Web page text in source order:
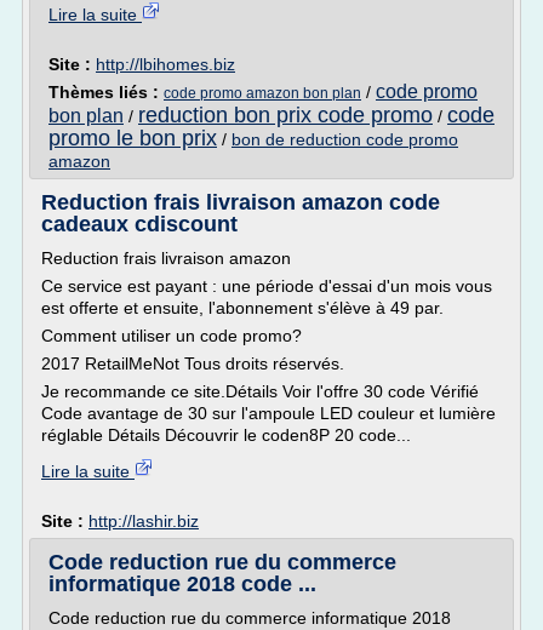
Lire la suite
Site : http://lbihomes.biz
Thèmes liés : code promo amazon bon plan / code promo
bon plan / reduction bon prix code promo / code
promo le bon prix / bon de reduction code promo
amazon
Reduction frais livraison amazon code
cadeaux cdiscount
Reduction frais livraison amazon
Ce service est payant : une période d'essai d'un mois vous
est offerte et ensuite, l'abonnement s'élève à 49 par.
Comment utiliser un code promo?
2017 RetailMeNot Tous droits réservés.
Je recommande ce site.Détails Voir l'offre 30 code Vérifié
Code avantage de 30 sur l'ampoule LED couleur et lumière
réglable Détails Découvrir le coden8P 20 code...
Lire la suite
Site : http://lashir.biz
Code reduction rue du commerce
informatique 2018 code ...
Code reduction rue du commerce informatique 2018